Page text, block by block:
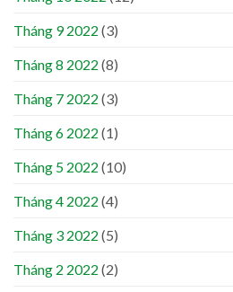
Tháng 9 2022 (3)
Tháng 8 2022 (8)
Tháng 7 2022 (3)
Tháng 6 2022 (1)
Tháng 5 2022 (10)
Tháng 4 2022 (4)
Tháng 3 2022 (5)
Tháng 2 2022 (2)